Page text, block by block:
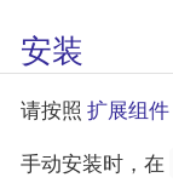
安装
请按照 扩展组件
手动安装时，在